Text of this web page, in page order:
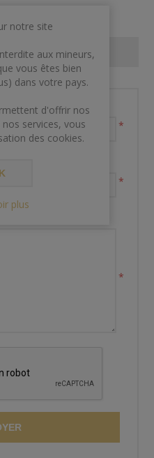
US
*
*
*
notre site
aux mineurs,
vous êtes bien
dans votre pays.
d'offrir nos
services, vous
des cookies.
plus